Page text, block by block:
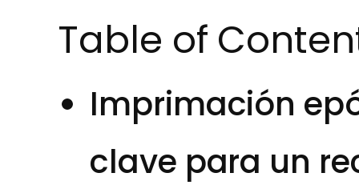
Table of
Imprimación
clave para un